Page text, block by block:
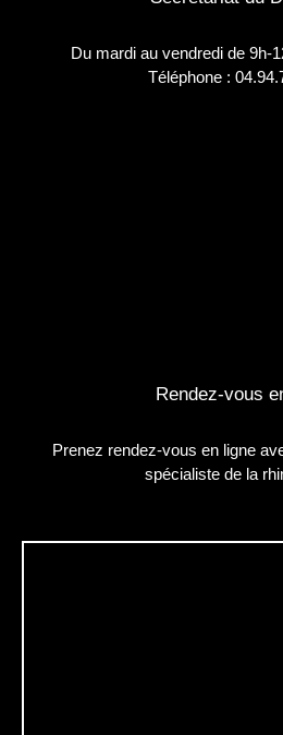
Du mardi au vendredi de 9h-
Téléphone :
Rendez-vous
Prenez rendez-vous en ligne
spécialiste de la